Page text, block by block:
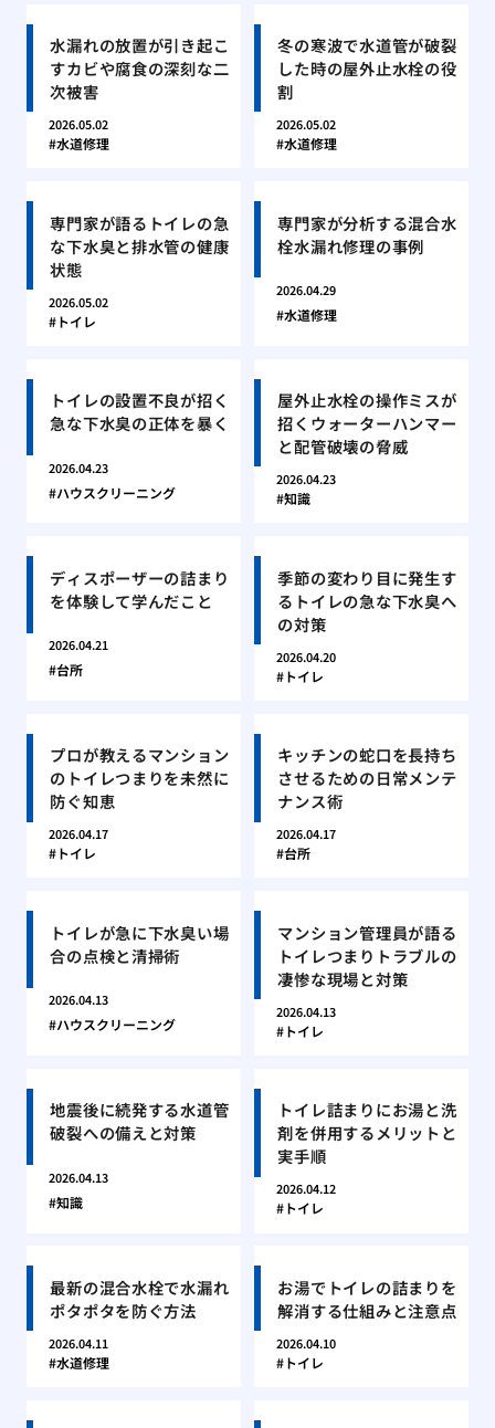
水漏れの放置が引き起こ
すカビや腐食の深刻な二
次被害
2026.05.02
水道修理
冬の寒波で水道管が破裂
した時の屋外止水栓の役
割
2026.05.02
水道修理
専門家が語るトイレの急
な下水臭と排水管の健康
状態
2026.05.02
トイレ
専門家が分析する混合水
栓水漏れ修理の事例
2026.04.29
水道修理
トイレの設置不良が招く
急な下水臭の正体を暴く
2026.04.23
ハウスクリーニング
屋外止水栓の操作ミスが
招くウォーターハンマー
と配管破壊の脅威
2026.04.23
知識
ディスポーザーの詰まり
を体験して学んだこと
2026.04.21
台所
季節の変わり目に発生す
るトイレの急な下水臭へ
の対策
2026.04.20
トイレ
プロが教えるマンション
のトイレつまりを未然に
防ぐ知恵
2026.04.17
トイレ
キッチンの蛇口を長持ち
させるための日常メンテ
ナンス術
2026.04.17
台所
トイレが急に下水臭い場
合の点検と清掃術
2026.04.13
ハウスクリーニング
マンション管理員が語る
トイレつまりトラブルの
凄惨な現場と対策
2026.04.13
トイレ
地震後に続発する水道管
破裂への備えと対策
2026.04.13
知識
トイレ詰まりにお湯と洗
剤を併用するメリットと
実手順
2026.04.12
トイレ
最新の混合水栓で水漏れ
ポタポタを防ぐ方法
2026.04.11
水道修理
お湯でトイレの詰まりを
解消する仕組みと注意点
2026.04.10
トイレ